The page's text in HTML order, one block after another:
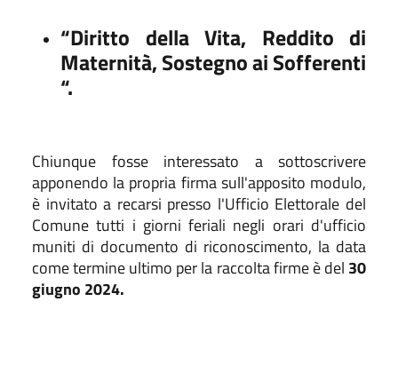
“Diritto della Vita, Reddito di
Maternità, Sostegno ai Sofferenti
“.
Chiunque fosse interessato a sottoscrivere
apponendo la propria firma sull'apposito modulo,
è invitato a recarsi presso l'Ufficio Elettorale del
Comune tutti i giorni feriali negli orari d'ufficio
muniti di documento di riconoscimento, la data
come termine ultimo per la raccolta firme è del 30
giugno 2024.